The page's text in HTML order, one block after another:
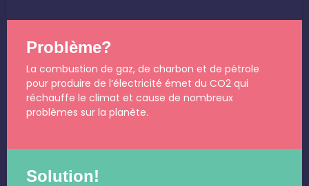
Problème?
La combustion de gaz, de charbon et de pétrole
pour produire de l’électricité émet du CO2 qui
réchauffe le climat et cause de nombreux
problèmes sur la planète.
Solution!